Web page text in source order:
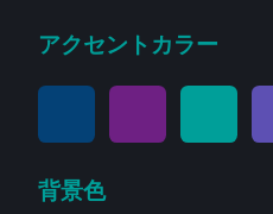
アクセントカラー
背景色